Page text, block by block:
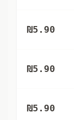
₪5.90
₪5.90
₪5.90